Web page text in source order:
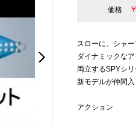
価格
スローに、シャー
ダイナミックな
両立するSPYシリ
新モデルが仲間入
アクション